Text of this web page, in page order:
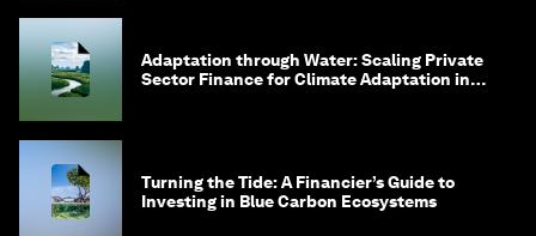
Adaptation through Water: Scaling Private
Sector Finance for Climate Adaptation in
Turning the Tide: A Financier’s Guide to
Investing in Blue Carbon Ecosystems